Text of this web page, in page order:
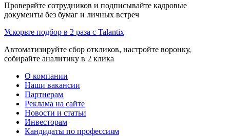
Проверяйте сотрудников и подписывайте кадровые
документы без бумаг и личных встреч
Ускорьте подбор в 2 раза с Talantix
Автоматизируйте сбор откликов, настройте воронку,
собирайте аналитику в 2 клика
О компании
Наши вакансии
Партнерам
Реклама на сайте
Новости и статьи
Инвесторам
Кандидаты по профессиям